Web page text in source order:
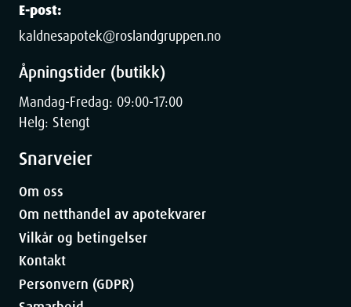
E-post:
kaldnesapotek@roslandgruppen.no
Åpningstider (butikk)
Mandag-Fredag: 09:00-17:00
Helg: Stengt
Snarveier
Om oss
Om netthandel av apotekvarer
Vilkår og betingelser
Kontakt
Personvern (GDPR)